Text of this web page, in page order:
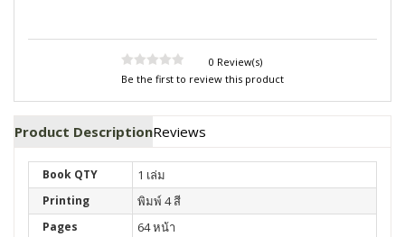
0 Review(s)
Be the first to review this product
Product DescriptionReviews
Book QTY 1 เล่ม
Printing พิมพ์ 4 สี
Pages 64 หน้า